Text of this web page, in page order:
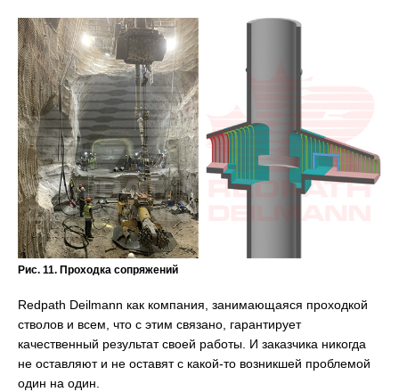
Рис. 11. Проходка сопряжений
Redpath Deilmann как компания, занимающаяся проходкой
стволов и всем, что с этим связано, гарантирует
качественный результат своей работы. И заказчика никогда
не оставляют и не оставят с какой-то возникшей проблемой
один на один.